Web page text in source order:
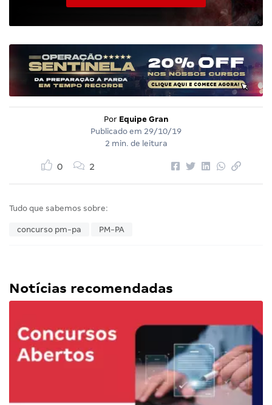
Por Equipe Gran
Publicado em 29/10/19
2 min. de leitura
0 2
Tudo que sabemos sobre:
concurso pm-pa PM-PA
Notícias recomendadas